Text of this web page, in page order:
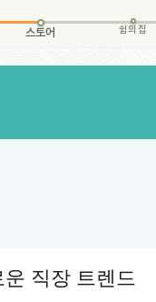
스토어 쉼의집
직장 트렌드